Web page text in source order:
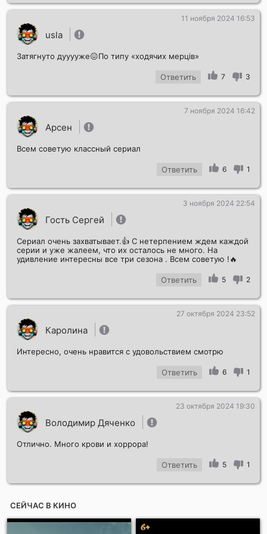
usla
11 ноября 2024 16:53
Затягнуто дууууже😖По типу «ходячих мерців»
Ответить 7 3
Арсен
7 ноября 2024 16:42
Всем советую классный сериал
Ответить 6 1
Гость Сергей
3 ноября 2024 22:54
Сериал очень захватывает.👍 С нетерпением ждем каждой
серии и уже жалеем, что их осталось не много. На
удивление интересны все три сезона . Всем советую !🔥
Ответить 5 2
Каролина
27 октября 2024 23:52
Интересно, очень нравится с удовольствием смотрю
Ответить 6 1
Володимир Дяченко
23 октября 2024 19:30
Отлично. Много крови и хоррора!
Ответить 5 1
СЕЙЧАС В КИНО